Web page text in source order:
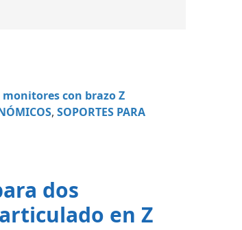
con brazo Z
, SOPORTES PARA
dos
en Z